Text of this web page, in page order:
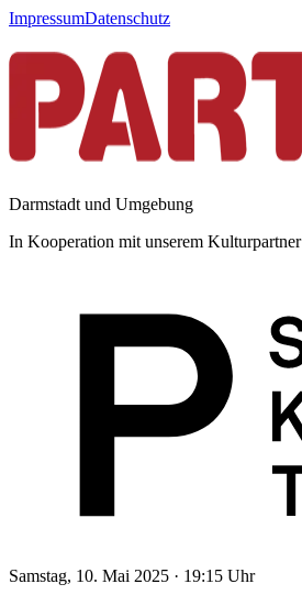
ImpressumDatenschutz
Darmstadt und Umgebung
In Kooperation mit unserem Kulturpartner
Samstag, 10. Mai 2025 · 19:15 Uhr